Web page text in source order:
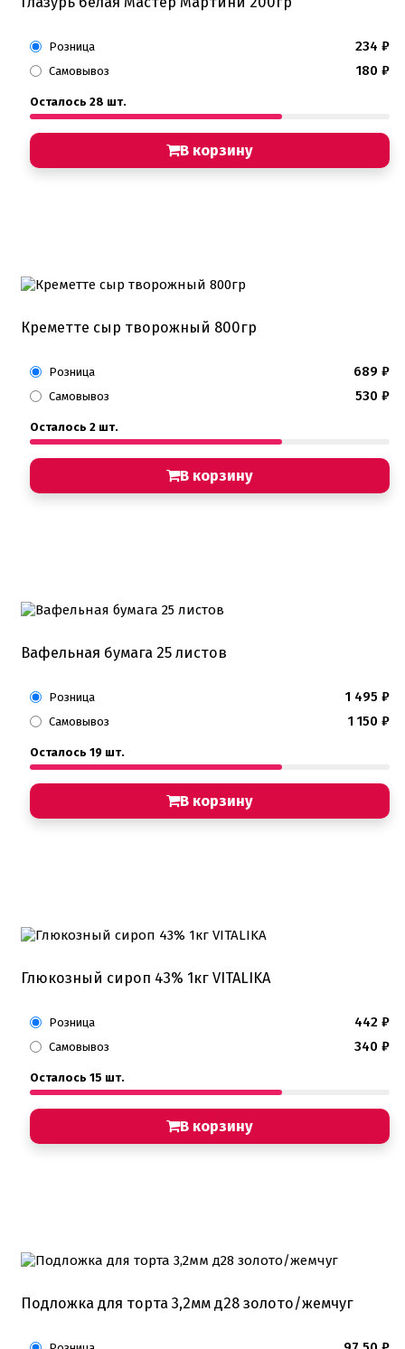
Розница 234 ₽
Самовывоз 180 ₽
Осталось 28 шт.
В корзину
Креметте сыр творожный 800гр
Розница 689 ₽
Самовывоз 530 ₽
Осталось 2 шт.
В корзину
Вафельная бумага 25 листов
Розница 1 495 ₽
Самовывоз 1 150 ₽
Осталось 19 шт.
В корзину
Глюкозный сироп 43% 1кг VITALIKA
Розница 442 ₽
Самовывоз 340 ₽
Осталось 15 шт.
В корзину
Подложка для торта 3,2мм д28 золото/жемчуг